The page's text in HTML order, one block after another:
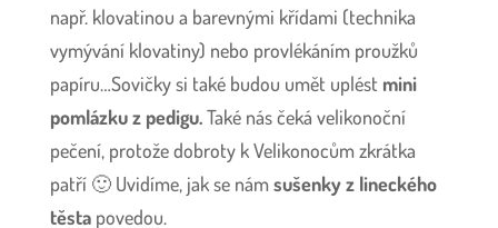
např. klovatinou a barevnými křídami (technika
vymývání klovatiny) nebo provlékáním proužků
papíru…Sovičky si také budou umět uplést mini
pomlázku z pedigu.Také nás čeká velikonoční
pečení, protože dobroty k Velikonocům zkrátka
patří 🙂 Uvidíme, jak se námsušenky z lineckého
těstapovedou.